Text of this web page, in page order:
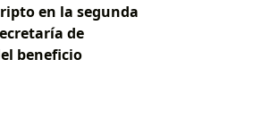
en la segunda
de
beneficio